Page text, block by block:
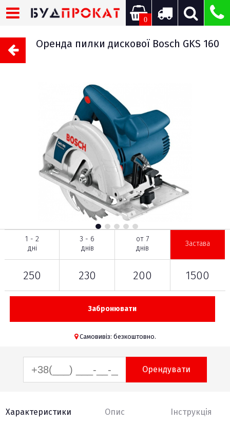
0
Оренда пилки дискової Bosch GKS 160
1 - 2
дні
250
3 - 6
днів
230
от 7
днів
200
Застава
1500
Забронювати
Самовивіз: безкоштовно.
Орендувати
Характеристики Опис Інструкція